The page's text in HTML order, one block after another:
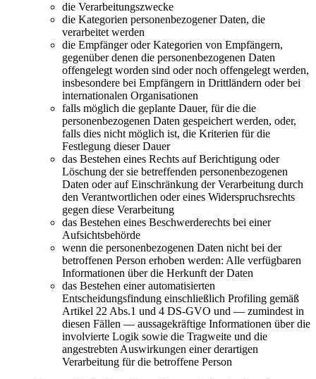
die Verarbeitungszwecke
die Kategorien personenbezogener Daten, die
verarbeitet werden
die Empfänger oder Kategorien von Empfängern,
gegenüber denen die personenbezogenen Daten
offengelegt worden sind oder noch offengelegt werden,
insbesondere bei Empfängern in Drittländern oder bei
internationalen Organisationen
falls möglich die geplante Dauer, für die die
personenbezogenen Daten gespeichert werden, oder,
falls dies nicht möglich ist, die Kriterien für die
Festlegung dieser Dauer
das Bestehen eines Rechts auf Berichtigung oder
Löschung der sie betreffenden personenbezogenen
Daten oder auf Einschränkung der Verarbeitung durch
den Verantwortlichen oder eines Widerspruchsrechts
gegen diese Verarbeitung
das Bestehen eines Beschwerderechts bei einer
Aufsichtsbehörde
wenn die personenbezogenen Daten nicht bei der
betroffenen Person erhoben werden: Alle verfügbaren
Informationen über die Herkunft der Daten
das Bestehen einer automatisierten
Entscheidungsfindung einschließlich Profiling gemäß
Artikel 22 Abs.1 und 4 DS-GVO und — zumindest in
diesen Fällen — aussagekräftige Informationen über die
involvierte Logik sowie die Tragweite und die
angestrebten Auswirkungen einer derartigen
Verarbeitung für die betroffene Person